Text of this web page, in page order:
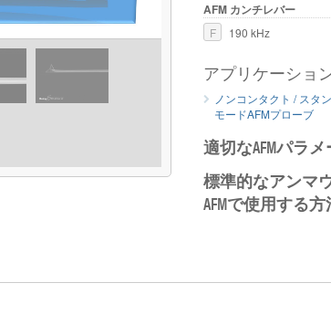
ノンコートAFM探針の側面
AFM カンチレバー
F 190 kHz
アプリケーショ
ノンコンタクト / スタ
モードAFMプローブ
適切なAFMパラ
標準的なアンマ
AFMで使用する方